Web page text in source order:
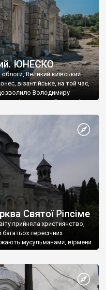
ЮНЕСКО
облоги, Великий київський
візантійське, на той час,
Володимиру
імператору Василю ІІ, та
Василем-християнином.
Херсонесу Таврійського
Святої Ріпсіме
прийняла християнство,
пересічних
мусульманами, вірмени